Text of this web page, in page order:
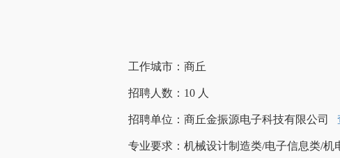
工作城市：商丘
招聘人数：10 人
招聘单位：商丘金振源电子科技有限公司
专业要求：机械设计制造类/电子信息类/机